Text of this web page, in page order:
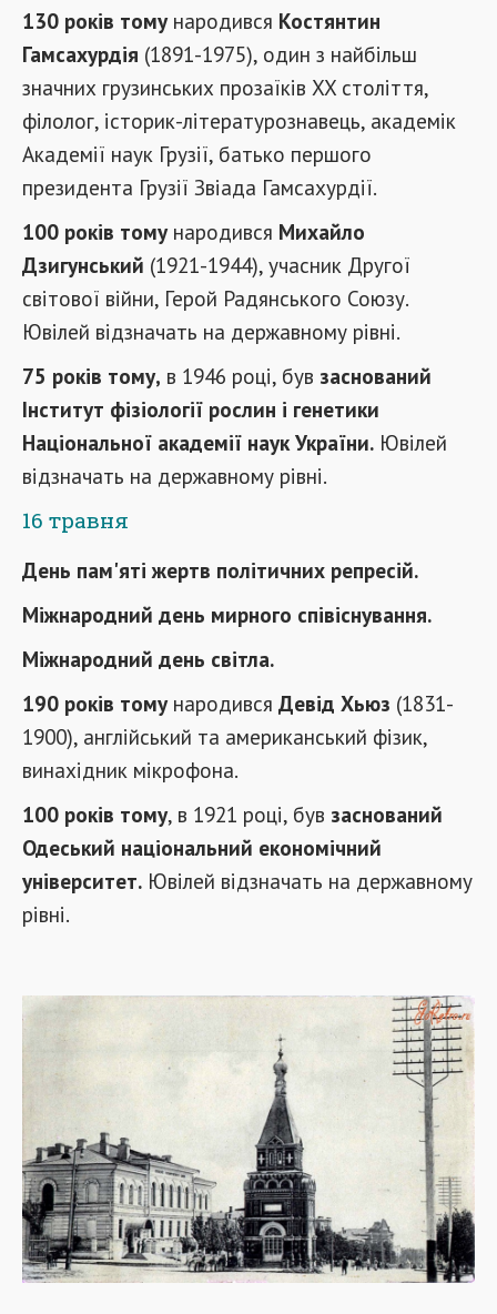
130 років тому народився Костянтин
Гамсахурдія (1891-1975), один з найбільш
значних грузинських прозаїків XX століття,
філолог, історик-літературознавець, академік
Академії наук Грузії, батько першого
президента Грузії Звіада Гамсахурдії.
100 років томународився Михайло
Дзигунський (1921-1944), учасник Другої
світової війни, Герой Радянського Союзу.
Ювілей відзначать на державному рівні.
75 років тому, в 1946 році, був заснований
Інститут фізіології рослин і генетики
Національної академії наук України. Ювілей
відзначать на державному рівні.
16 травня
День пам'яті жертв політичних репресій.
Міжнародний день мирного співіснування.
Міжнародний день світла.
190 років тому народився Девід Хьюз (1831-
1900), англійський та американський фізик,
винахідник мікрофона.
100 років тому, в 1921 році, був заснований
Одеський національний економічний
університет. Ювілей відзначать на державному
рівні.